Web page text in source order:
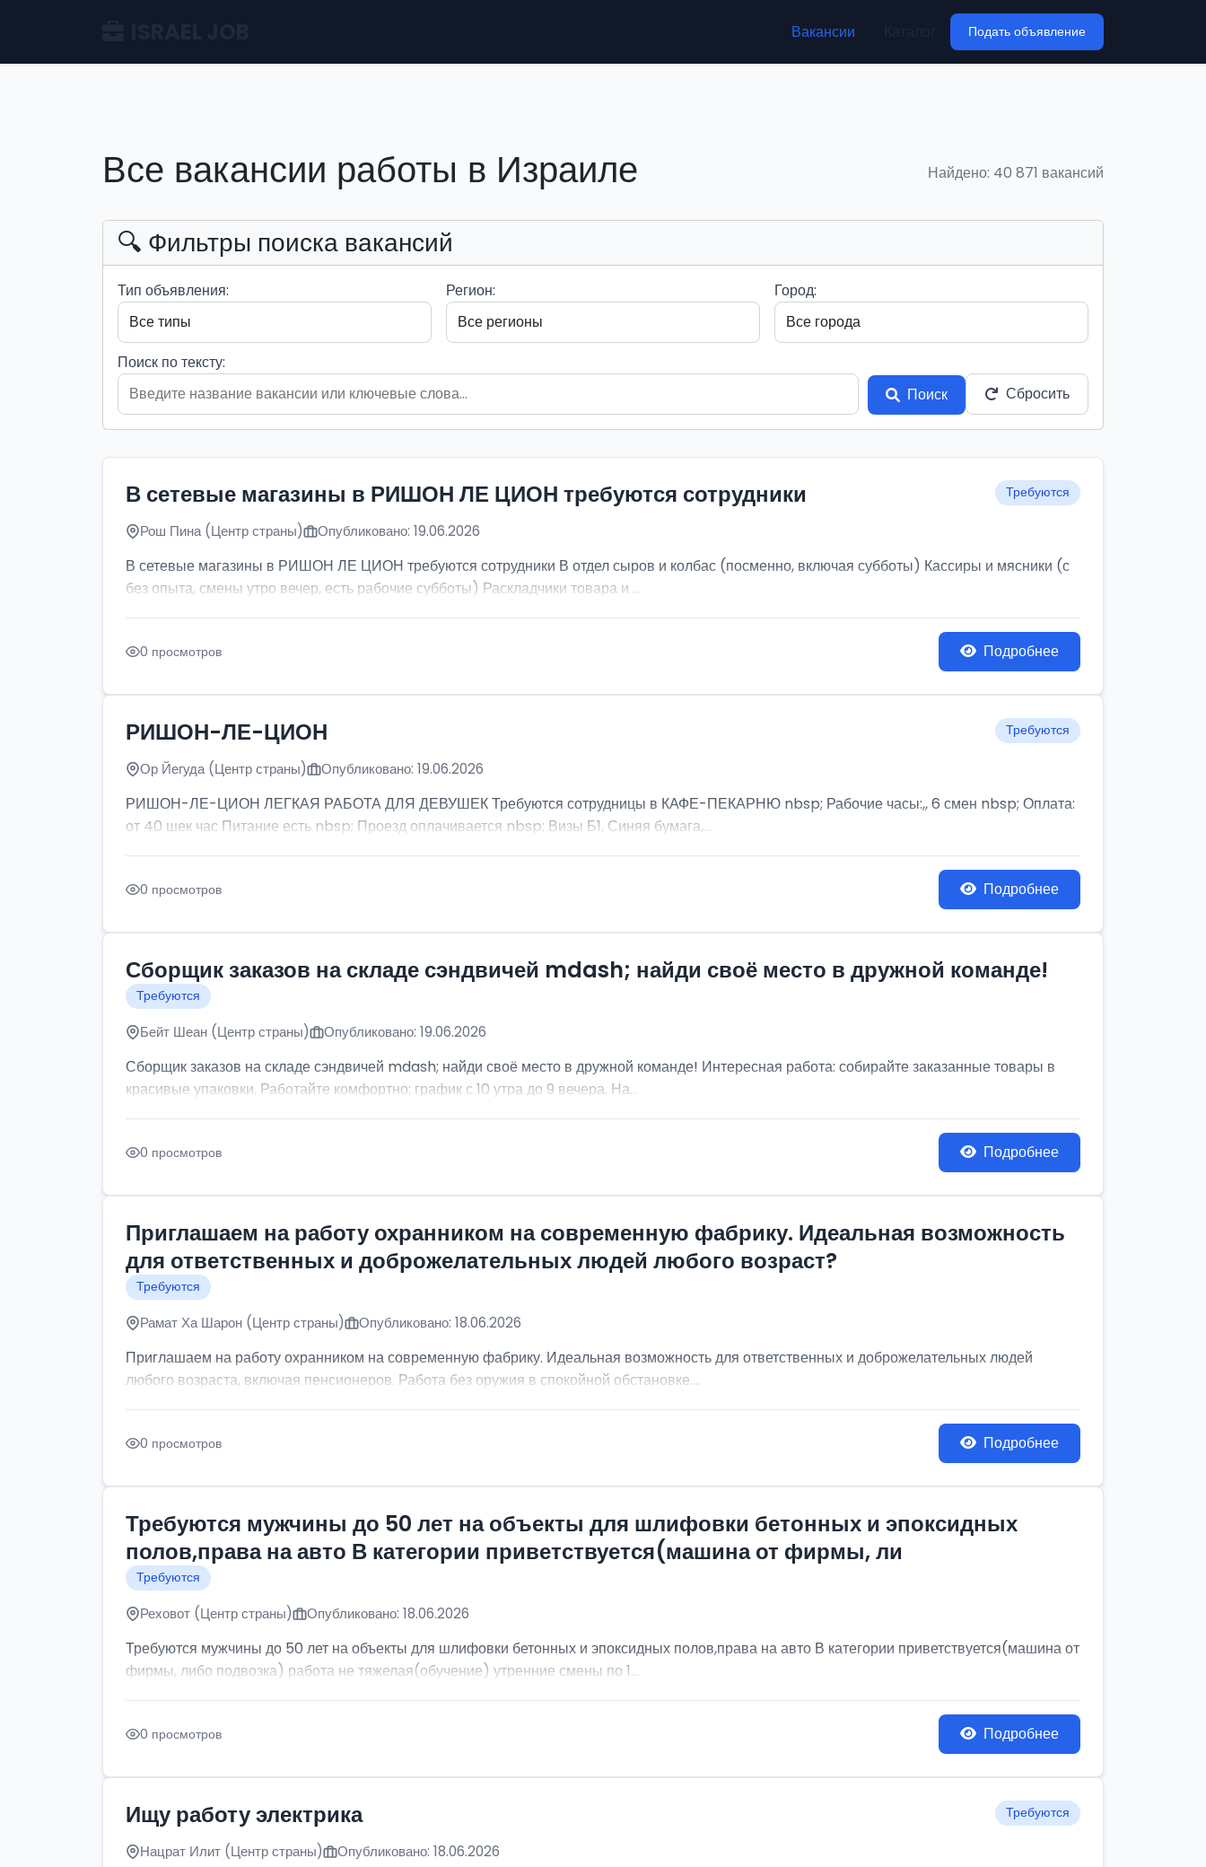
Вакансии Подать объявление
Все вакансии работы в Израиле Найдено: 40 871 вакансий
🔍 Фильтры поиска вакансий
Тип объявления: Регион: Город:
Поиск по тексту:
Поиск
Сбросить
В сетевые магазины в РИШОН ЛЕ ЦИОН требуются сотрудники Требуются
Рош Пина (Центр страны) Опубликовано: 19.06.2026
В сетевые магазины в РИШОН ЛЕ ЦИОН требуются сотрудники В отдел сыров и колбас (посменно, включая субботы) Кассиры и мясники (с
без опыта, смены утро вечер, есть рабочие субботы) Раскладчики товара и ...
0 просмотров Подробнее
РИШОН-ЛЕ-ЦИОН Требуются
Ор Йегуда (Центр страны) Опубликовано: 19.06.2026
РИШОН-ЛЕ-ЦИОН ЛЕГКАЯ РАБОТА ДЛЯ ДЕВУШЕК Требуются сотрудницы в КАФЕ-ПЕКАРНЮ nbsp; Рабочие часы:,, 6 смен nbsp; Оплата:
от 40 шек час Питание есть nbsp; Проезд оплачивается nbsp; Визы Б1, Синяя бумага,...
0 просмотров Подробнее
Сборщик заказов на складе сэндвичей mdash; найди своё место в дружной команде!
Требуются
Бейт Шеан (Центр страны) Опубликовано: 19.06.2026
Сборщик заказов на складе сэндвичей mdash; найди своё место в дружной команде! Интересная работа: собирайте заказанные товары в
красивые упаковки. Работайте комфортно: график с 10 утра до 9 вечера. На...
0 просмотров Подробнее
Приглашаем на работу охранником на современную фабрику. Идеальная возможность
для ответственных и доброжелательных людей любого возраст?
Требуются
Рамат Ха Шарон (Центр страны) Опубликовано: 18.06.2026
Приглашаем на работу охранником на современную фабрику. Идеальная возможность для ответственных и доброжелательных людей
любого возраста, включая пенсионеров. Работа без оружия в спокойной обстановке....
0 просмотров Подробнее
Требуются мужчины до 50 лет на объекты для шлифовки бетонных и эпоксидных
полов,права на авто В категории приветствуется(машина от фирмы, ли
Требуются
Реховот (Центр страны) Опубликовано: 18.06.2026
Требуются мужчины до 50 лет на объекты для шлифовки бетонных и эпоксидных полов,права на авто В категории приветствуется(машина от
фирмы, либо подвозка) работа не тяжелая(обучение) утренние смены по 1...
0 просмотров Подробнее
Ищу работу электрика Требуются
Нацрат Илит (Центр страны) Опубликовано: 18.06.2026